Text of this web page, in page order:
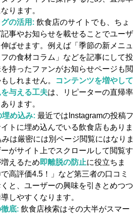
ります。
の活用: 飲食店のサイトでも、ちょ
事やお知らせを載せることでユーザ
ばせます。例えば「季節の新メニュ
の食材コラム」などを記事にして投
持ったファンがお知らせページも閲
しれません。
コンテンツを増やして
与える工夫は、リピーターの直帰率
ります。
め込み: 最近ではInstagramの投稿フ
トに埋め込んでいる飲食店もありま
は厳密には別ページ閲覧にはなりま
がサイト上でスクロールして閲覧す
えるため 即離脱の防止に役立ちま
高評価4.5！」など第三者の口コミ
と、ユーザーの興味を引きとめつつ
しやすくなります。
底: 飲食店検索はその大半がスマー